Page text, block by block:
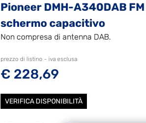
Pioneer DMH-A340DAB FM
schermo capacitivo
Non compresa di antenna DAB.
prezzo di listino - iva esclusa
€ 228,69
VERIFICA DISPONIBILITÀ